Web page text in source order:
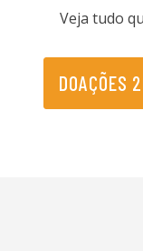
Veja tudo
DOAÇÕES